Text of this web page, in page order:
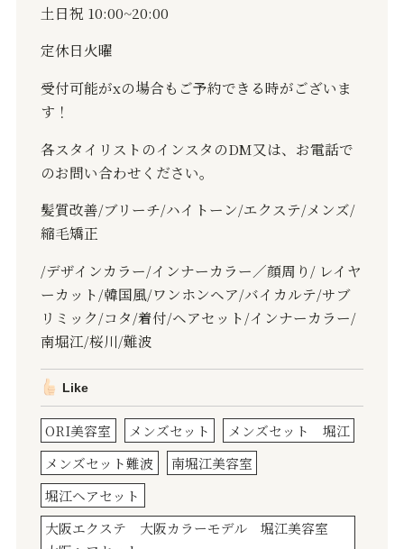
土日祝 10:00~20:00
定休日火曜
受付可能がxの場合もご予約できる時がございま
す！
各スタイリストのインスタのDM又は、お電話で
のお問い合わせください。
髪質改善/ブリーチ/ハイトーン/エクステ/メンズ/
縮毛矯正
/デザインカラー/インナーカラー／顔周り/ レイヤ
ーカット/韓国風/ワンホンヘア/バイカルテ/サブ
リミック/コタ/着付/ヘアセット/インナーカラー/
南堀江/桜川/難波
Like
ORI美容室 メンズセット
メンズセット 堀江
メンズセット難波
南堀江美容室
堀江ヘアセット
大阪エクステ 大阪カラーモデル 堀江美容室